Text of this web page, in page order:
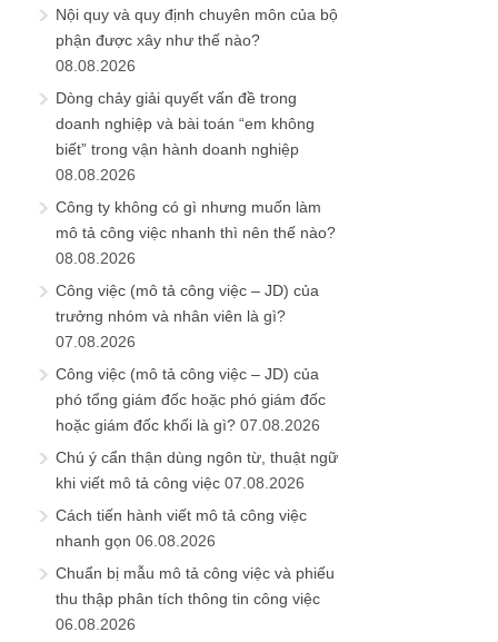
Nội quy và quy định chuyên môn của bộ
phận được xây như thế nào?
08.08.2026
Dòng chảy giải quyết vấn đề trong
doanh nghiệp và bài toán “em không
biết” trong vận hành doanh nghiệp
08.08.2026
Công ty không có gì nhưng muốn làm
mô tả công việc nhanh thì nên thế nào?
08.08.2026
Công việc (mô tả công việc – JD) của
trưởng nhóm và nhân viên là gì?
07.08.2026
Công việc (mô tả công việc – JD) của
phó tổng giám đốc hoặc phó giám đốc
hoặc giám đốc khối là gì? 07.08.2026
Chú ý cẩn thận dùng ngôn từ, thuật ngữ
khi viết mô tả công việc 07.08.2026
Cách tiến hành viết mô tả công việc
nhanh gọn 06.08.2026
Chuẩn bị mẫu mô tả công việc và phiếu
thu thập phân tích thông tin công việc
06.08.2026